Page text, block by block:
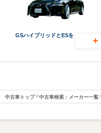
GSハイブリッドとESを比較する
中古車トップ 中古車検索：メーカー一覧